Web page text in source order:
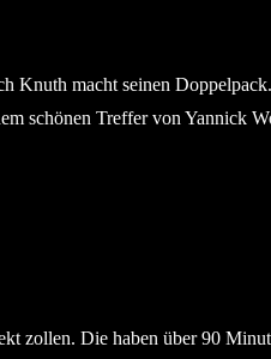
Knuth macht seinen
schönen Treffer von Yannick
zollen. Die haben über 90